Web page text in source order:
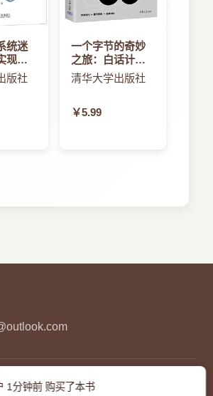
统课程10 文件系统和存储
文件系统组成 参考10．2 管理
考10．3 装载、卸载和推出 练
磁盘进行动态重新分区 练习
练习10．4 加密宗卷 练习10．
练习12．2 测试权限更改 课
考13．2 诊断分区和宗卷 参考
设备 练习13．2 在目标磁盘
区和宗卷 练习13．3 在 OS X
统迷
现操
版社
一个字节的奇妙
之旅：白话计算
机系统
清华大学出版社
￥5.99
1分钟前 购买了本书
子书- 您的在线图书馆. 保留所有权利.